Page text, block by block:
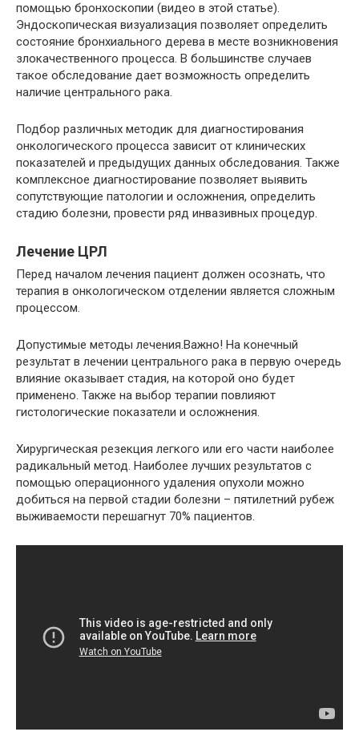
помощью бронхоскопии (видео в этой статье).
Эндоскопическая визуализация позволяет определить
состояние бронхиального дерева в месте возникновения
злокачественного процесса. В большинстве случаев
такое обследование дает возможность определить
наличие центрального рака.
Подбор различных методик для диагностирования
онкологического процесса зависит от клинических
показателей и предыдущих данных обследования. Также
комплексное диагностирование позволяет выявить
сопутствующие патологии и осложнения, определить
стадию болезни, провести ряд инвазивных процедур.
Лечение ЦРЛ
Перед началом лечения пациент должен осознать, что
терапия в онкологическом отделении является сложным
процессом.
Допустимые методы лечения.Важно! На конечный
результат в лечении центрального рака в первую очередь
влияние оказывает стадия, на которой оно будет
применено. Также на выбор терапии повлияют
гистологические показатели и осложнения.
Хирургическая резекция легкого или его части наиболее
радикальный метод. Наиболее лучших результатов с
помощью операционного удаления опухоли можно
добиться на первой стадии болезни – пятилетний рубеж
выживаемости перешагнут 70% пациентов.